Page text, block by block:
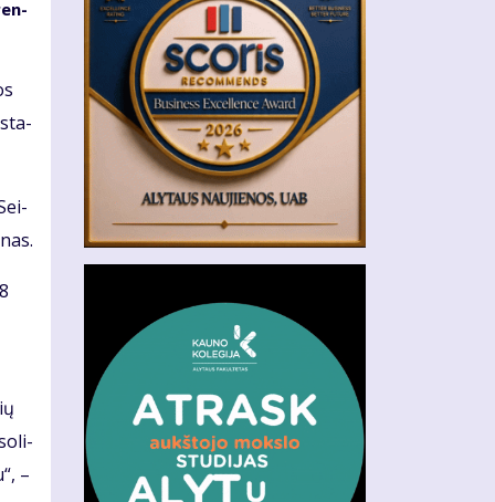
sta­
–